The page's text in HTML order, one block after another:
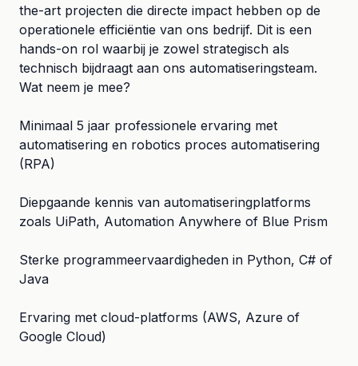
the-art projecten die directe impact hebben op de
operationele efficiëntie van ons bedrijf. Dit is een
hands-on rol waarbij je zowel strategisch als
technisch bijdraagt aan ons automatiseringsteam.
Wat neem je mee?
Minimaal 5 jaar professionele ervaring met
automatisering en robotics proces automatisering
(RPA)
Diepgaande kennis van automatiseringplatforms
zoals UiPath, Automation Anywhere of Blue Prism
Sterke programmeervaardigheden in Python, C# of
Java
Ervaring met cloud-platforms (AWS, Azure of
Google Cloud)